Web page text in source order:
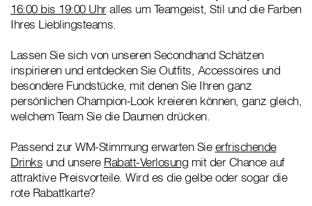
16:00 bis 19:00 Uhralles um Teamgeist, Stil und die Farben
Ihres Lieblingsteams.
Lassen Sie sich von unseren Secondhand Schätzen
inspirieren und entdecken Sie Outfits, Accessoires und
besondere Fundstücke, mit denen Sie Ihren ganz
persönlichen Champion-Look kreieren können, ganz gleich,
welchem Team Sie die Daumen drücken.
Passend zur WM-Stimmung erwarten Sieerfrischende
Drinks und unsere Rabatt-Verlosung mit der Chance auf
attraktive Preisvorteile. Wird es die gelbe oder sogar die
rote Rabattkarte?